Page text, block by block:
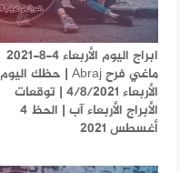
ابراج اليوم الأربعاء 4-8-2021
ماغي فرح Abraj | حظك اليوم
الأربعاء 4/8/2021 | توقعات
الأبراج الأربعاء آب | الحظ 4
أغسطس 2021